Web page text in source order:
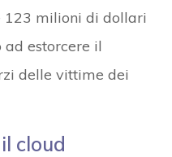
milioni di dollari
ad estorcere il
delle vittime dei
cloud